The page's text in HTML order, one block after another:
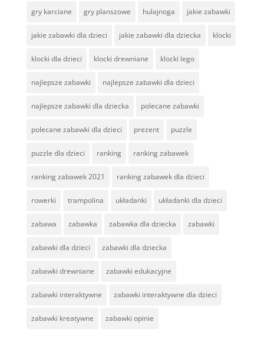
gry karciane gry planszowe hulajnoga jakie zabawki
jakie zabawki dla dzieci jakie zabawki dla dziecka klocki
klocki dla dzieci klocki drewniane klocki lego
najlepsze zabawki najlepsze zabawki dla dzieci
najlepsze zabawki dla dziecka polecane zabawki
polecane zabawki dla dzieci prezent puzzle
puzzle dla dzieci ranking ranking zabawek
ranking zabawek 2021 ranking zabawek dla dzieci
rowerki trampolina układanki układanki dla dzieci
zabawa zabawka zabawka dla dziecka zabawki
zabawki dla dzieci zabawki dla dziecka
zabawki drewniane zabawki edukacyjne
zabawki interaktywne zabawki interaktywne dla dzieci
zabawki kreatywne zabawki opinie